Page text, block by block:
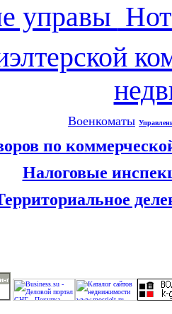
управы
Военкоматы
по
Налоговые